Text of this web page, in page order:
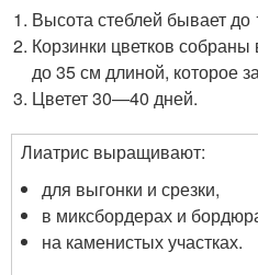
Высота стеблей бывает до
Корзинки цветков
до 35 см длиной, которое
Цветет 30—40 дней.
Лиатрис выращивают:
для выгонки и срезки,
в миксбордерах и
на каменистых участках.